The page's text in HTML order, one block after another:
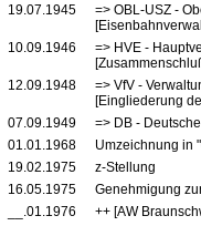
19.07.1945
=> OBL-USZ -
10.09.1946
=> HVE -
12.09.1948
=> VfV -
[Eingliederung
07.09.1949
=> DB -
01.01.1968
Umzeichnung in
19.02.1975
z-Stellung
16.05.1975
Genehmigung
__.01.1976
++ [AW